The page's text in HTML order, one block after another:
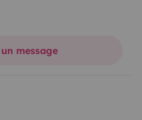
message